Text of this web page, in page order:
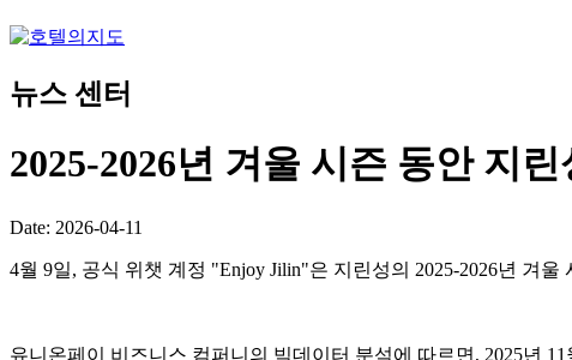
뉴스 센터
2025-2026년 겨울 시즌 동안 지
Date: 2026-04-11
4월 9일, 공식 위챗 계정 "Enjoy Jilin"은 지린성의 2025-2026년 겨
유니온페이 비즈니스 컴퍼니의 빅데이터 분석에 따르면, 2025년